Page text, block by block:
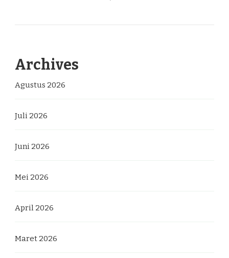
Archives
Agustus 2026
Juli 2026
Juni 2026
Mei 2026
April 2026
Maret 2026